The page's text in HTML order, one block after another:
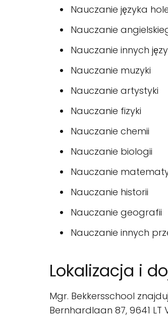
Nauczanie języka
Nauczanie
Nauczanie innych
Nauczanie muzyki
Nauczanie artystyki
Nauczanie fizyki
Nauczanie chemii
Nauczanie biologii
Nauczanie
Nauczanie historii
Nauczanie geografii
Nauczanie innych
Lokalizacja i
Mgr. Bekkersschool
Bernhardlaan 87, 9641